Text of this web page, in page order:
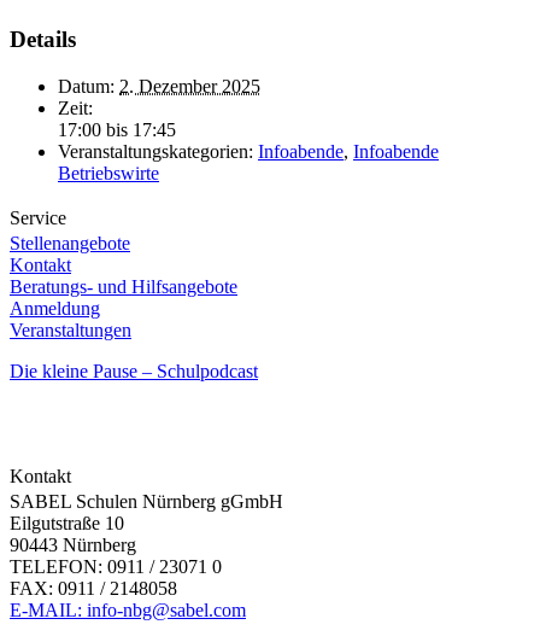
Details
Datum: 2. Dezember 2025
Zeit:
17:00 bis 17:45
Veranstaltungskategorien: Infoabende, Infoabende
Betriebswirte
Service
Stellenangebote
Kontakt
Beratungs- und Hilfsangebote
Anmeldung
Veranstaltungen
Die kleine Pause – Schulpodcast
Kontakt
SABEL Schulen Nürnberg gGmbH
Eilgutstraße 10
90443 Nürnberg
TELEFON: 0911 / 23071 0
FAX: 0911 / 2148058
E-MAIL: info-nbg@sabel.com